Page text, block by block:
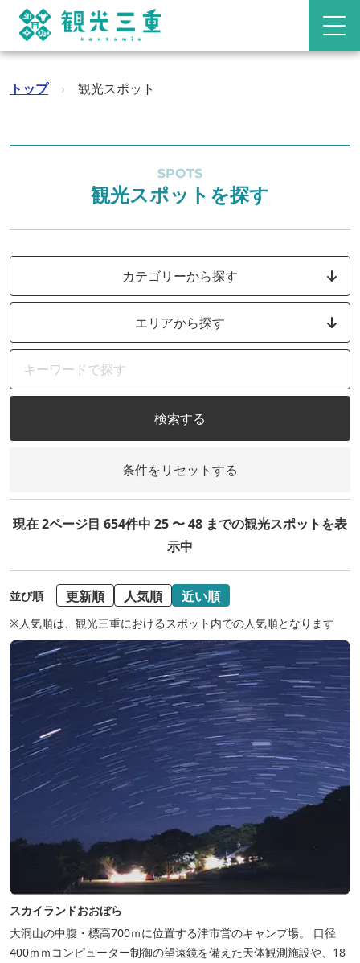
トップ › 観光スポット
SPOTS
観光スポットを探す
カテゴリーから探す
エリアから探す
検索する
条件をリセットする
現在 2ページ目 654件中 25 〜 48 までの観光スポットを表
示中
並び順 更新順 人気順 近い順
※人気順は、観光三重におけるスポット内での人気順となります
スカイランドおおぼら
大洞山の中腹・標高700ｍに位置する津市営のキャンプ場。 口径
400ｍｍコンピューター制御の望遠鏡を備えた天体観測施設や、18